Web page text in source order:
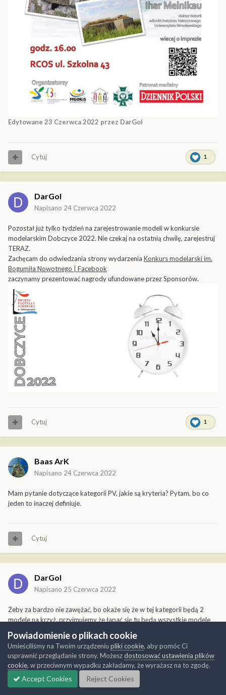
Edytowane 23 Czerwca 2022 przez DarGol
1
Cytuj
DarGol
Napisano 24 Czerwca 2022
Pozostał już tylko tydzień na zarejestrowanie modeli w konkursie
modelarskim Dobczyce 2022. Nie czekaj na ostatnią chwilę, zarejestruj
TERAZ.
Zachęcam do odwiedzania strony wydarzenia Konkurs modelarski im.
Bogumiła Nowotnego | Facebook
zaczynamy prezentować nagrody ufundowane przez Sponsorów.
1
Cytuj
Baas ArK
Napisano 24 Czerwca 2022
Mam pytanie dotyczące kategorii PV, jakie są kryteria? Pytam, bo co
jeden to inaczej definiuje.
Cytuj
DarGol
Napisano 25 Czerwca 2022
Żeby za bardzo nie zawężać, bo okaże się że w tej kategorii będą 2
modele na krzyż, przyjmujemy że łapać się tu będą wszystkie modele
które wydane były co najmniej 25 lat temu. Waloryzacje dopuszczalne.
Cytuj
Powiadomienie o plikach cookie
Umieściliśmy na Twoim urządzeniu pliki cookie, aby pomóc Ci
usprawnić przeglądanie strony. Możeszdostosować ustawienia plików
cookie, w przeciwnym wypadku zakładamy, że wyrażasz na to zgodę.
Accept Cookies Reject Cookies